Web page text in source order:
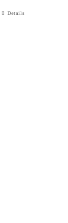
Details